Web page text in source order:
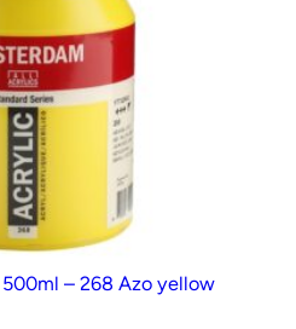
– 268 Azo yellow